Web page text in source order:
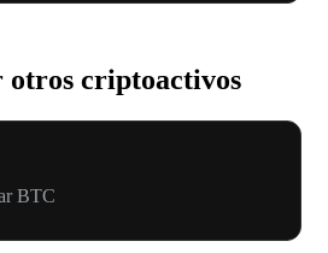
otros criptoactivos
BTC